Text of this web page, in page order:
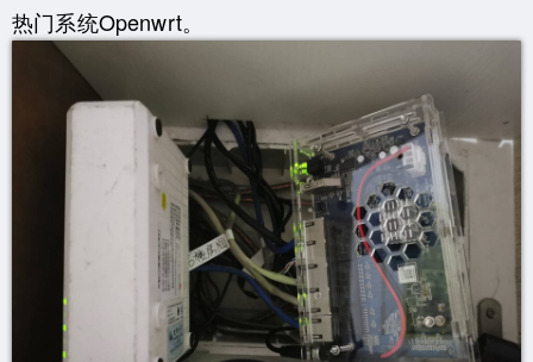
热门系统Openwrt。